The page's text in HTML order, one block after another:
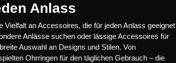
Anlass
an Accessoires, die für jeden Anlass geeignet
Anlässe suchen oder lässige Accessoires für
Auswahl an Designs und Stilen. Von
Ohrringen für den täglichen Gebrauch – die